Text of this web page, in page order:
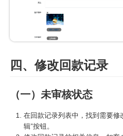
四、修改回款记录
（一）未审核状态
在回款记录列表中，找到需要修
辑”按钮。